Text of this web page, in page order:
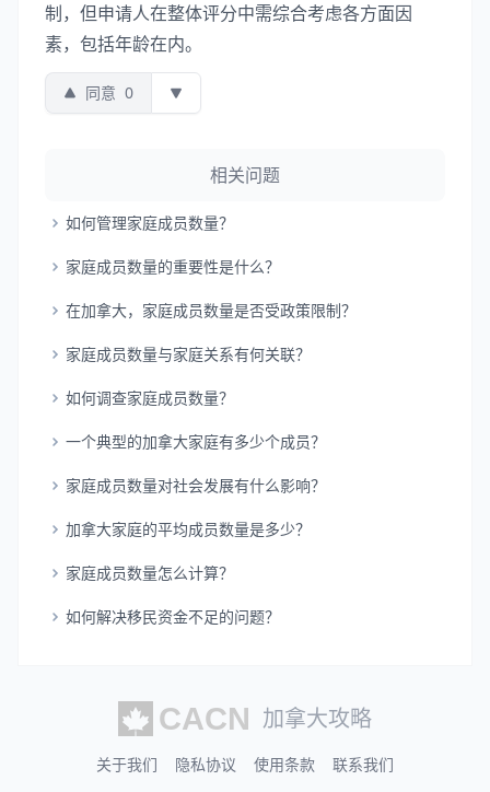
制，但申请人在整体评分中需综合考虑各方面因
素，包括年龄在内。
同意 0
相关问题
如何管理家庭成员数量？
家庭成员数量的重要性是什么？
在加拿大，家庭成员数量是否受政策限制？
家庭成员数量与家庭关系有何关联？
如何调查家庭成员数量？
一个典型的加拿大家庭有多少个成员？
家庭成员数量对社会发展有什么影响？
加拿大家庭的平均成员数量是多少？
家庭成员数量怎么计算？
如何解决移民资金不足的问题？
加拿大攻略
关于我们 隐私协议 使用条款 联系我们